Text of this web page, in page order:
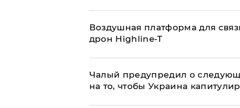
Воздушная платформа для
дрон Highline-T
Чалый предупредил о
на то, чтобы Украина